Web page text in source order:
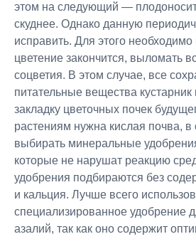
этом на следующий ― плодоносит
скуднее. Однако данную
исправить. Для этого необходимо
цветение закончится, выломать
соцветия. В этом случае, все
питательные вещества кустарник
закладку цветочных почек
растениям нужна кислая почва, в
выбирать минеральные
которые не нарушат реакцию
удобрения подбираются без
и кальция. Лучше всего
специализированное удобрение
азалий, так как оно содержит